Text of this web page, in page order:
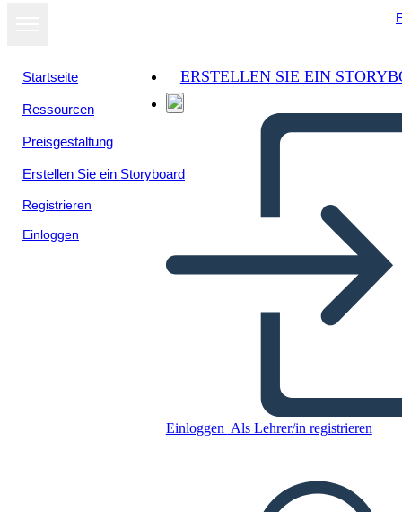
Startseite
Ressourcen
Preisgestaltung
Erstellen Sie ein Storyboard
Registrieren
Einloggen
ERSTELLEN SIE EIN
Einloggen Als Lehrer/in registrieren
ERSTELLEN SIE EIN STORYBOARD
Als Diashow
ansehen